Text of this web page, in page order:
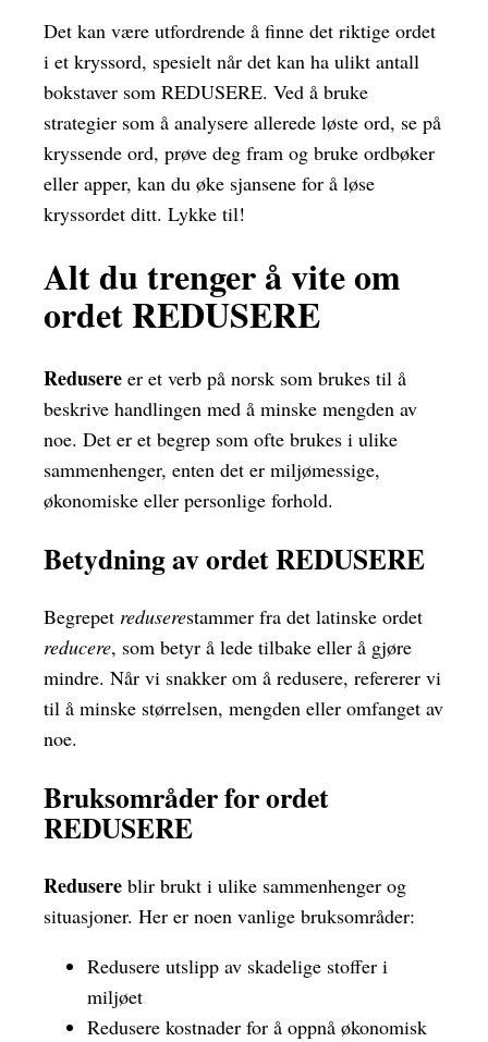
Det kan være utfordrende å finne det riktige ordet
i et kryssord, spesielt når det kan ha ulikt antall
bokstaver som REDUSERE. Ved å bruke
strategier som å analysere allerede løste ord, se på
kryssende ord, prøve deg fram og bruke ordbøker
eller apper, kan du øke sjansene for å løse
kryssordet ditt. Lykke til!
Alt du trenger å vite om
ordet REDUSERE
Redusere er et verb på norsk som brukes til å
beskrive handlingen med å minske mengden av
noe. Det er et begrep som ofte brukes i ulike
sammenhenger, enten det er miljømessige,
økonomiske eller personlige forhold.
Betydning av ordet REDUSERE
Begrepet reduserestammer fra det latinske ordet
reducere, som betyr å lede tilbake eller å gjøre
mindre. Når vi snakker om å redusere, refererer vi
til å minske størrelsen, mengden eller omfanget av
noe.
Bruksområder for ordet
REDUSERE
Redusere blir brukt i ulike sammenhenger og
situasjoner. Her er noen vanlige bruksområder:
Redusere utslipp av skadelige stoffer i
miljøet
Redusere kostnader for å oppnå økonomisk